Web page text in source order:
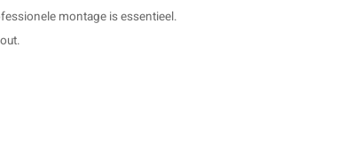
montage is essentieel.